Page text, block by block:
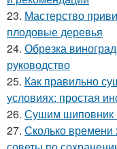
23. Мастерство
плодовые деревья
24. Обрезка
руководство
25. Как правильно
условиях: простая
26. Сушим шиповник
27. Сколько времени